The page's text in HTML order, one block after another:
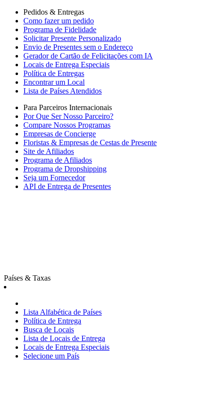
Pedidos & Entregas
Como fazer um pedido
Programa de Fidelidade
Solicitar Presente Personalizado
Envio de Presentes sem o Endereço
Gerador de Cartão de Felicitações com IA
Locais de Entrega Especiais
Política de Entregas
Encontrar um Local
Lista de Países Atendidos
Para Parceiros Internacionais
Por Que Ser Nosso Parceiro?
Compare Nossos Programas
Empresas de Concierge
Floristas & Empresas de Cestas de Presente
Site de Afiliados
Programa de Afiliados
Programa de Dropshipping
Seja um Fornecedor
API de Entrega de Presentes
Países & Taxas
Lista Alfabética de Países
Política de Entrega
Busca de Locais
Lista de Locais de Entrega
Locais de Entrega Especiais
Selecione um País